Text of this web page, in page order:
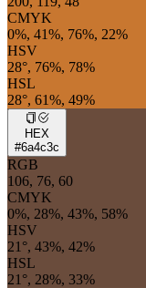
CMYK
0%, 41%, 76%, 22%
HSV
28°, 76%, 78%
HSL
28°, 61%, 49%
HEX
#6a4c3c
RGB
106, 76, 60
CMYK
0%, 28%, 43%, 58%
HSV
21°, 43%, 42%
HSL
21°, 28%, 33%